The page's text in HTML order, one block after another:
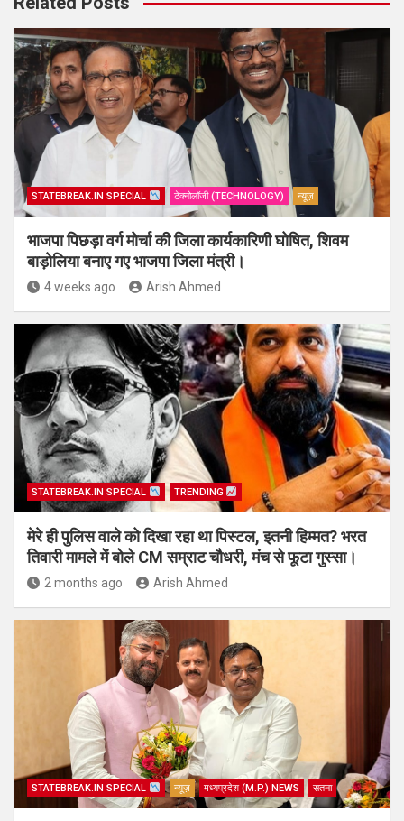
STATEBREAK.IN SPECIAL टेक्नोलॉजी (TECHNOLOGY) न्यूज़
भाजपा पिछड़ा वर्ग मोर्चा की जिला कार्यकारिणी घोषित, शिवम
बाड़ोलिया बनाए गए भाजपा जिला मंत्री।
4 weeks ago Arish Ahmed
STATEBREAK.IN SPECIAL TRENDING
मेरे ही पुलिस वाले को दिखा रहा था पिस्टल, इतनी हिम्मत? भरत
तिवारी मामले में बोले CM सम्राट चौधरी, मंच से फूटा गुस्सा।
2 months ago Arish Ahmed
STATEBREAK.IN SPECIAL न्यूज़ मध्यप्रदेश (M.P.) NEWS सतना